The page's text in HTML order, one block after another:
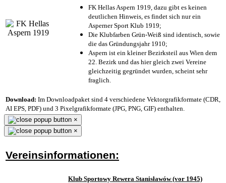
FK Hellas Aspern 1919, dazu gibt es keinen
deutlichen Hinweis, es findet sich nur ein
Asperner Sport Klub 1919;
Die Klubfarben Grün-Weiß sind identisch, sowie
die das Gründungsjahr 1910;
Aspern ist ein kleiner Bezirksteil aus Wien dem
22. Bezirk und das hier gleich zwei Vereine
gleichzeitig gegründet wurden, scheint sehr
fraglich.
Download: Im Downloadpaket sind 4 verschiedene Vektorgrafikformate (CDR,
AI EPS, PDF) und 3 Pixelgrafikformate (JPG, PNG, GIF) enthalten.
×
×
Vereinsinformationen:
Klub Sportowy Rewera Stanisławów (vor 1945)